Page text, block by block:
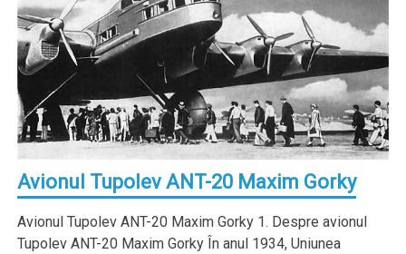
Avionul Tupolev ANT-20 Maxim Gorky
Avionul Tupolev ANT-20 Maxim Gorky 1. Despre avionul
Tupolev ANT-20 Maxim Gorky În anul 1934, Uniunea